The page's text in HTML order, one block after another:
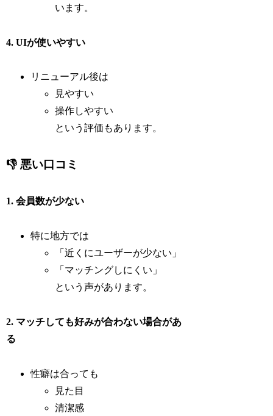
います。
4. UIが使いやすい
リニューアル後は
見やすい
操作しやすい
という評価もあります。
👎 悪い口コミ
1. 会員数が少ない
特に地方では
「近くにユーザーが少ない」
「マッチングしにくい」
という声があります。
2. マッチしても好みが合わない場合があ
る
性癖は合っても
見た目
清潔感